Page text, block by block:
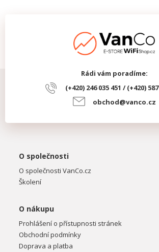
Rádi vám poradíme:
(+420) 246 035 451 / (+420)
obchod@vanco.cz
O společnosti
O společnosti VanCo.cz
Školení
O nákupu
Prohlášení o přístupnosti stránek
Obchodní podmínky
Doprava a platba